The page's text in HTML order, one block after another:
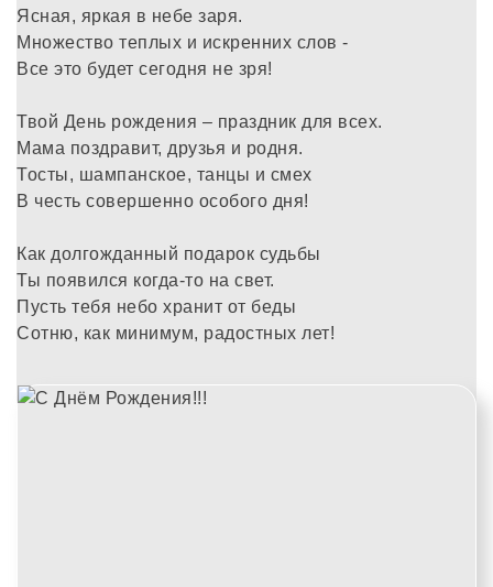
Ясная, яркая в небе заря.
Множество теплых и искренних слов -
Все это будет сегодня не зря!
Твой День рождения – праздник для всех.
Мама поздравит, друзья и родня.
Тосты, шампанское, танцы и смех
В честь совершенно особого дня!
Как долгожданный подарок судьбы
Ты появился когда-то на свет.
Пусть тебя небо хранит от беды
Сотню, как минимум, радостных лет!